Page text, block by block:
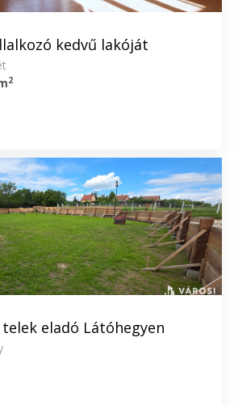
kedvű lakóját
2
eladó Látóhegyen